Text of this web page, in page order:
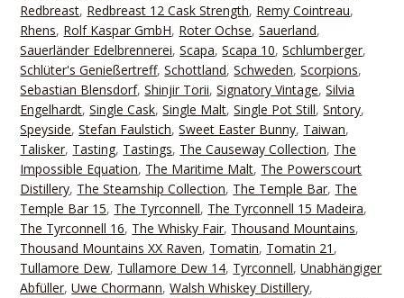
Redbreast, Redbreast 12 Cask Strength, Remy Cointreau,
Rhens, Rolf Kaspar GmbH, Roter Ochse,Sauerland,
Sauerländer Edelbrennerei,Scapa,Scapa 10,Schlumberger,
Schlüter's Genießertreff,Schottland,Schweden,Scorpions,
Sebastian Blensdorf,Shinjir Torii,Signatory Vintage,Silvia
Engelhardt,Single Cask,Single Malt,Single Pot Still,Sntory,
Speyside,Stefan Faulstich,Sweet Easter Bunny, Taiwan,
Talisker, Tasting, Tastings, The Causeway Collection, The
Impossible Equation, The Maritime Malt, The Powerscourt
Distillery, The Steamship Collection, The Temple Bar, The
Temple Bar 15, The Tyrconnell, The Tyrconnell 15 Madeira,
The Tyrconnell 16, The Whisky Fair, Thousand Mountains,
Thousand Mountains XX Raven, Tomatin, Tomatin 21 ,
Tullamore Dew, Tullamore Dew 14, Tyrconnell,Unabhängiger
Abfüller,Uwe Chormann,Walsh Whiskey Distillery,